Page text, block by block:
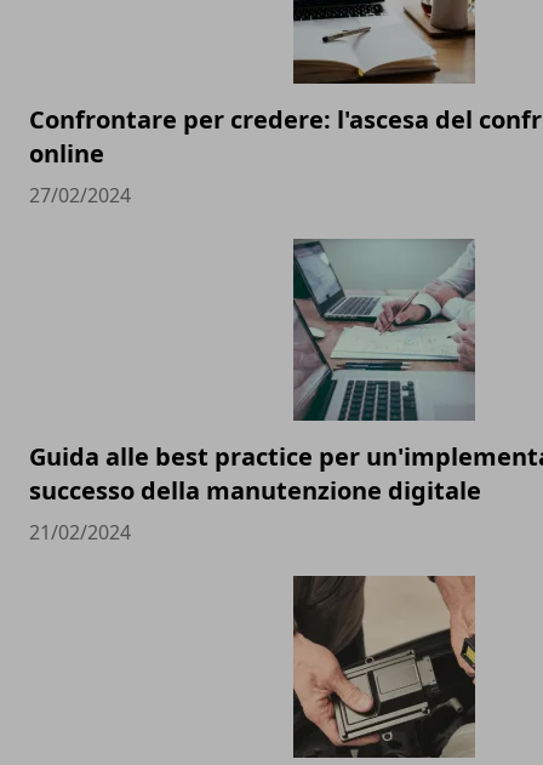
Confrontare per credere: l'ascesa del
online
27/02/2024
Guida alle best practice per
successo della manutenzione digitale
21/02/2024